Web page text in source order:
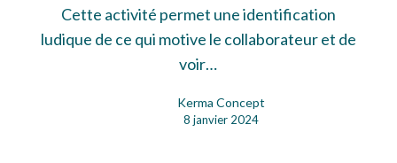
motivation
Cette activité permet une identification
ludique de ce qui motive le collaborateur et de
voir…
Kerma Concept
8 janvier 2024